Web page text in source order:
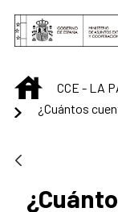
Saltar al
INICIOCCE - LA